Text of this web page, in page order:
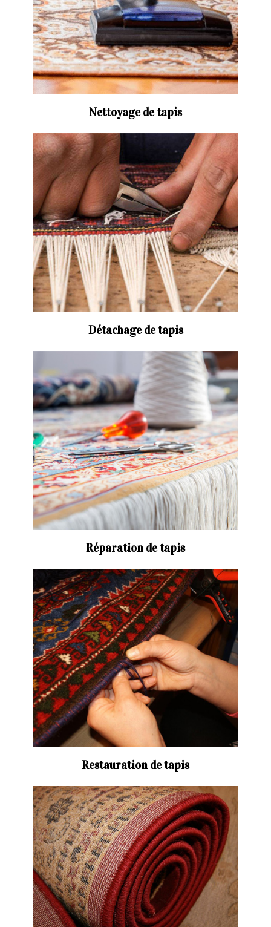
Nettoyage de tapis
Détachage de tapis
Réparation de tapis
Restauration de tapis